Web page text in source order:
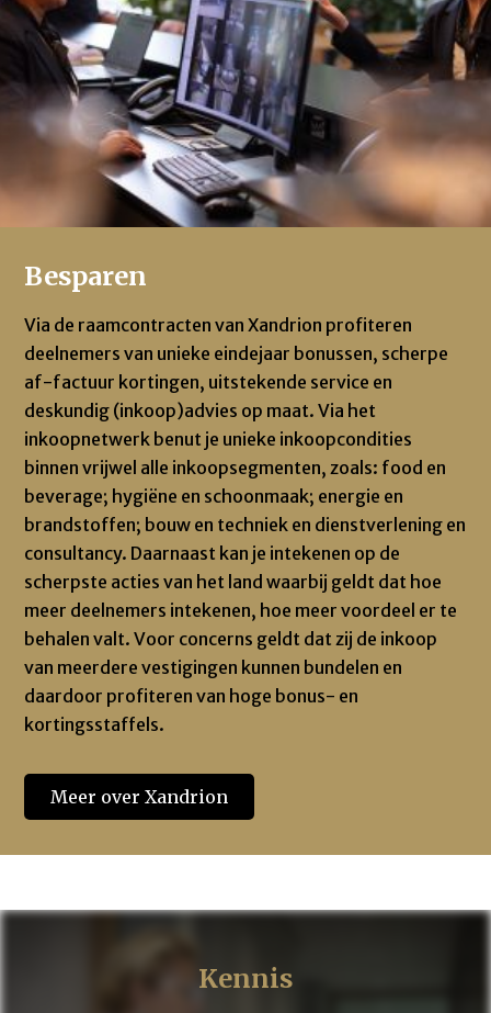
Besparen
Via de raamcontracten van Xandrion profiteren
deelnemers van unieke eindejaar bonussen, scherpe
af-factuur kortingen, uitstekende service en
deskundig (inkoop)advies op maat. Via het
inkoopnetwerk benut je unieke inkoopcondities
binnen vrijwel alle inkoopsegmenten, zoals: food en
beverage; hygiëne en schoonmaak; energie en
brandstoffen; bouw en techniek en dienstverlening en
consultancy. Daarnaast kan je intekenen op de
scherpste acties van het land waarbij geldt dat hoe
meer deelnemers intekenen, hoe meer voordeel er te
behalen valt. Voor concerns geldt dat zij de inkoop
van meerdere vestigingen kunnen bundelen en
daardoor profiteren van hoge bonus- en
kortingsstaffels.
Meer over Xandrion
Kennis